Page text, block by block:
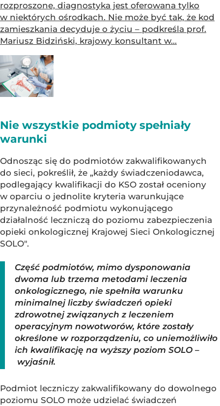
rozproszone, diagnostyka jest oferowana tylko
w niektórych ośrodkach. Nie może być tak, że kod
zamieszkania decyduje o życiu – podkreśla prof.
Mariusz Bidziński, krajowy konsultant w...
Nie wszystkie podmioty spełniały
warunki
Odnosząc się do podmiotów zakwalifikowanych
do sieci, pokreślił, że „każdy świadczeniodawca,
podlegający kwalifikacji do KSO został oceniony
w oparciu o jednolite kryteria warunkujące
przynależność podmiotu wykonującego
działalność leczniczą do poziomu zabezpieczenia
opieki onkologicznej Krajowej Sieci Onkologicznej
SOLO".
Część podmiotów, mimo dysponowania
dwoma lub trzema metodami leczenia
onkologicznego, nie spełniła warunku
minimalnej liczby świadczeń opieki
zdrowotnej związanych z leczeniem
operacyjnym nowotworów, które zostały
określone w rozporządzeniu, co uniemożliwiło
ich kwalifikację na wyższy poziom SOLO –
wyjaśnił.
Podmiot leczniczy zakwalifikowany do dowolnego
poziomu SOLO może udzielać świadczeń